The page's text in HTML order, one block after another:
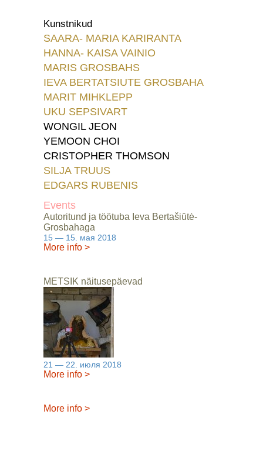
Kunstnikud
SAARA- MARIA KARIRANTA
HANNA- KAISA VAINIO
MARIS GROSBAHS
IEVA BERTATSIUTE GROSBAHA
MARIT MIHKLEPP
UKU SEPSIVART
WONGIL JEON
YEMOON CHOI
CRISTOPHER THOMSON
SILJA TRUUS
EDGARS RUBENIS
Events
Autoritund ja töötuba Ieva Bertašiūtė-
Grosbahaga
15 — 15. мая 2018
More info >
METSIK näitusepäevad
21 — 22. июля 2018
More info >
More info >